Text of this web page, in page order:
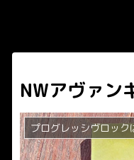
NWアヴァン
プログレッシヴロック